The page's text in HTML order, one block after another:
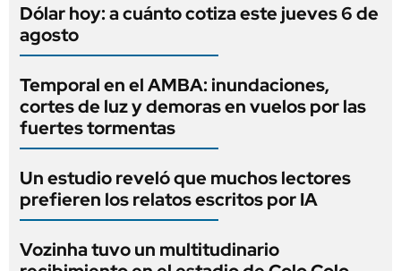
Dólar hoy: a cuánto cotiza este jueves 6 de
agosto
Temporal en el AMBA: inundaciones,
cortes de luz y demoras en vuelos por las
fuertes tormentas
Un estudio reveló que muchos lectores
prefieren los relatos escritos por IA
Vozinha tuvo un multitudinario